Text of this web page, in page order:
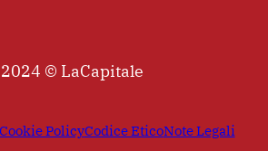
2024 © LaCapitale
PolicyCodice EticoNote Legali